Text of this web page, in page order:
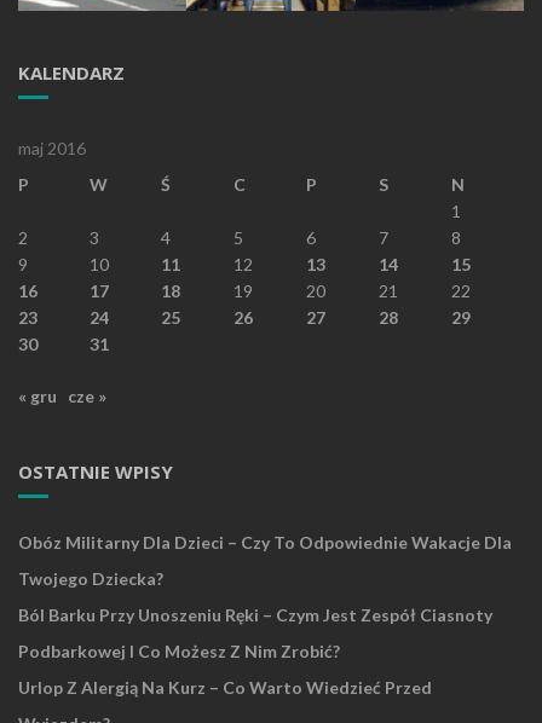
KALENDARZ
maj 2016
P
W Ś C P S
N
1
2
3 4 5 6 7
8
9
10 11 12 13 14
15
16
17 18 19 20 21
22
23
24 25 26 27 28
29
30
31
« gru cze »
OSTATNIE WPISY
Obóz Militarny Dla Dzieci – Czy To Odpowiednie Wakacje Dla
Twojego Dziecka?
Ból Barku Przy Unoszeniu Ręki – Czym Jest Zespół Ciasnoty
Podbarkowej I Co Możesz Z Nim Zrobić?
Urlop Z Alergią Na Kurz – Co Warto Wiedzieć Przed